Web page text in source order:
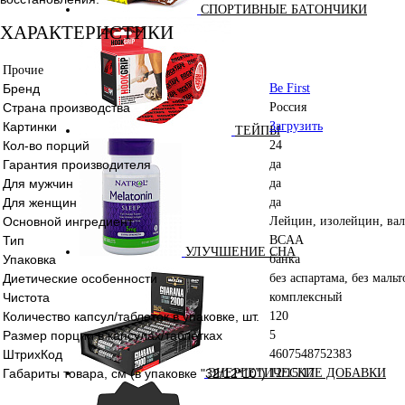
СПОРТИВНЫЕ БАТОНЧИКИ
ТЕЙПЫ
УЛУЧШЕНИЕ СНА
ЭНЕРГЕТИЧЕСКИЕ ДОБАВКИ
ХАРАКТЕРИСТИКИ
Прочие
Бренд Be First
Страна производства Россия
Картинки Загрузить
Кол-во порций 24
Гарантия производителя да
Для мужчин да
Для женщин да
Основной ингредиент Лейцин, изолейцин,
Тип BCAA
Упаковка банка
Диетические особенности без аспартама, без
Чистота комплексный
Количество капсул/таблеток в упаковке, шт. 120
Размер порции в капсулах/таблетках 5
ШтрихКод 4607548752383
Габариты товара, см (в упаковке "32/12*10") 12/15/17